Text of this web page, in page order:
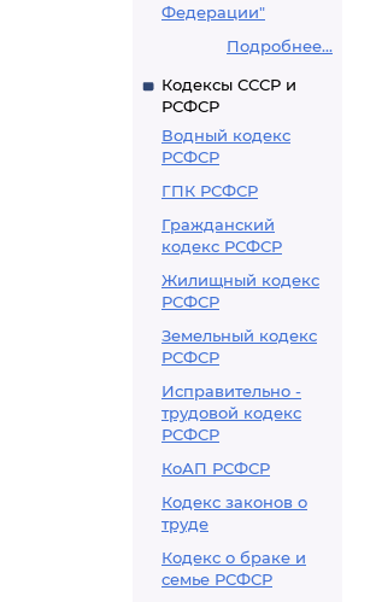
Федерации"
Подробнее...
Кодексы СССР и
РСФСР
Водный кодекс
РСФСР
ГПК РСФСР
Гражданский
кодекс РСФСР
Жилищный кодекс
РСФСР
Земельный кодекс
РСФСР
Исправительно -
трудовой кодекс
РСФСР
КоАП РСФСР
Кодекс законов о
труде
Кодекс о браке и
семье РСФСР